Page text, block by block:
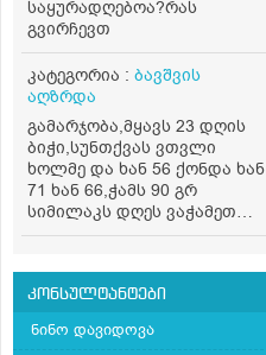
შეიძლება გაუქრეს?
საყურადღებოა?რას
გვირჩევთ
კატეგორია : ბავშვის
აღზრდა
გამარჯობა,მყავს 23 დღის
ბიჭი,სუნთქვას ვთვლი
ხოლმე და ხან 56 ქონდა ხან
71 ხან 66,ჭამს 90 გრ
სიმილაკს დღეს ვაჭამეთ
120 გრ და თითქოს.ვერ
ქონდა,როგორ მოვიქცეთ?
არის 4.500 კგ,კუჭში 24
თითქმის,მივიღებ ზოგად
კონსულტანტები
ნინო დავიდოვა